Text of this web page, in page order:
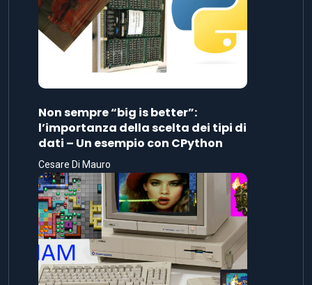
Non sempre “big is better”:
l’importanza della scelta dei tipi di
dati – Un esempio con CPython
Cesare Di Mauro